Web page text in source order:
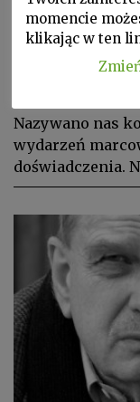
BARBARA
opowieści
Nazywano nas
wydarzeń
doświadczenia.
momencie
klikając w ten